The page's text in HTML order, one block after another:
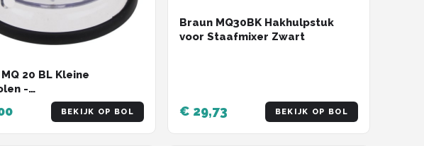
20 BL Kleine
-
- Zwart
BEKIJK OP BOL
Braun MQ30BK Hakhulpstuk
voor Staafmixer Zwart
€ 29,73 BEKIJK OP BOL